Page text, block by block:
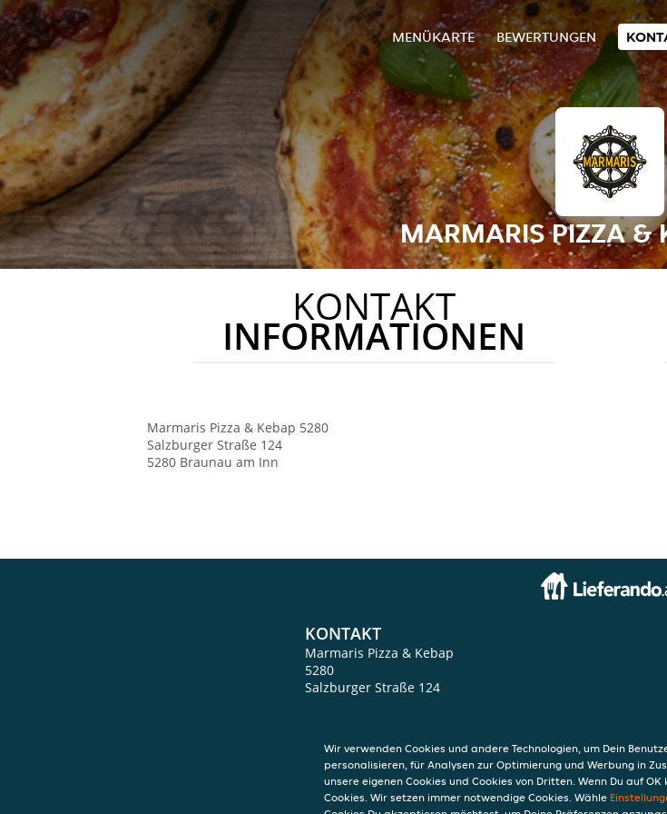
MENÜKARTE BEWERTUNGEN
MARMARIS PIZZA &
KONTAKT
INFORMATIONEN
Marmaris Pizza & Kebap 5280
Salzburger Straße 124
5280 Braunau am Inn
KONTAKT
Marmaris Pizza & Kebap
5280
Salzburger Straße 124
Wir verwenden Cookies und andere Technologien, um Dein
personalisieren, für Analysen zur Optimierung und Werbung in
unsere eigenen Cookies und Cookies von Dritten. Wenn Du auf
Cookies. Wir setzen immer notwendige Cookies. Wähle